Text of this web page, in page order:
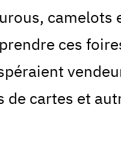
camelots
ces
de cartes et